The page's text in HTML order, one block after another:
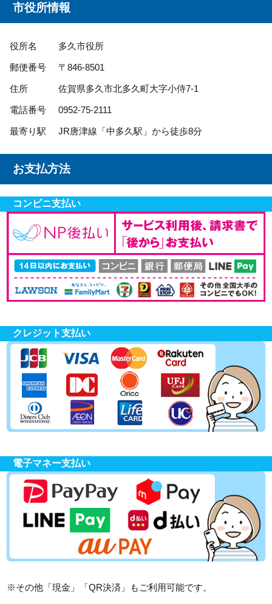
市役所情報
役所名 多久市役所
郵便番号 〒846-8501
住所 佐賀県多久市北多久町大字小侍7-1
電話番号 0952-75-2111
最寄り駅 JR唐津線「中多久駅」から徒歩8分
お支払方法
コンビニ支払い
クレジット支払い
電子マネー支払い
※その他「現金」「QR決済」もご利用可能です。